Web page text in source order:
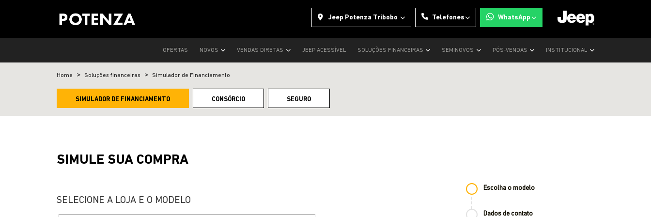
Jeep Potenza Tribobo Telefones WhatsApp
OFERTAS NOVOS VENDAS DIRETAS JEEP ACESSÍVEL SOLUÇÕES FINANCEIRAS SEMINOVOS PÓS-VENDAS INSTITUCIONAL
Home Soluções financeiras Simulador de Financiamento
SIMULADOR DE FINANCIAMENTO CONSÓRCIO SEGURO
SIMULE SUA COMPRA
SELECIONE A LOJA E O MODELO
Escolha o modelo
Dados de contato